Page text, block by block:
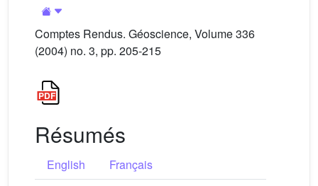
Comptes Rendus. Géoscience, Volume 336
(2004) no. 3, pp. 205-215
Résumés
English
Français